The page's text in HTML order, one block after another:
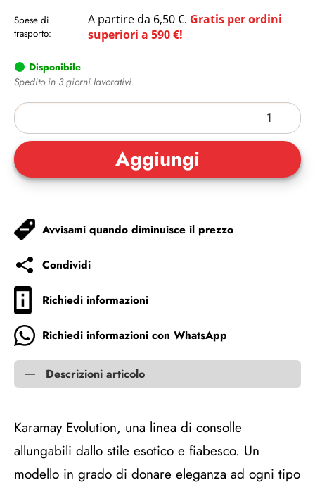
Spese di
trasporto:
A partire da 6,50 €. Gratis per ordini
superiori a 590 €!
Disponibile
Spedito in 3 giorni lavorativi.
Avvisami quando diminuisce il prezzo
Condividi
Richiedi informazioni
Richiedi informazioni con WhatsApp
Descrizioni articolo
Karamay Evolution, una linea di consolle
allungabili dallo stile esotico e fiabesco. Un
modello in grado di donare eleganza ad ogni tipo